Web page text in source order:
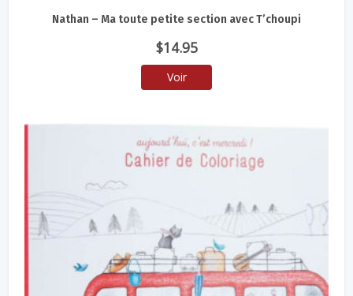
Nathan – Ma toute petite section avec T’choupi
$14.95
Voir